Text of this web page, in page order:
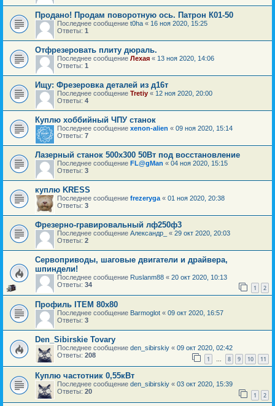
Продано! Продам поворотную ось. Патрон К01-50
Последнее сообщение t0ha « 16 ноя 2020, 15:25
Ответы: 1
Отфрезеровать плиту дюраль.
Последнее сообщение Лехая « 13 ноя 2020, 14:06
Ответы: 1
Ищу: Фрезеровка деталей из д16т
Последнее сообщение Tretiy « 12 ноя 2020, 20:00
Ответы: 4
Куплю хоббийный ЧПУ станок
Последнее сообщение xenon-alien « 09 ноя 2020, 15:14
Ответы: 7
Лазерный станок 500x300 50Вт под восстановление
Последнее сообщение FL@gMan « 04 ноя 2020, 15:15
Ответы: 3
куплю KRESS
Последнее сообщение frezeryga « 01 ноя 2020, 20:38
Ответы: 3
Фрезерно-гравировальный лф250ф3
Последнее сообщение Александр_ « 29 окт 2020, 20:03
Ответы: 2
Сервоприводы, шаговые двигатели и драйвера,
шпиндели!
Последнее сообщение Ruslanm88 « 20 окт 2020, 10:13
Ответы: 34 1 2
Профиль ITEM 80x80
Последнее сообщение Barmoglot « 09 окт 2020, 16:57
Ответы: 3
Den_Sibirskie Tovary
Последнее сообщение den_sibirskiy « 09 окт 2020, 02:42
Ответы: 208 1 … 8 9 10 11
Куплю частотник 0,55кВт
Последнее сообщение den_sibirskiy « 03 окт 2020, 15:39
Ответы: 20 1 2